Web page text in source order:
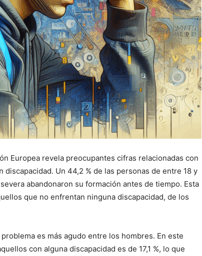
Europea revela preocupantes cifras relacionadas con
Un 44,2 % de las personas de entre 18 y
abandonaron su formación antes de tiempo. Esta
que no enfrentan ninguna discapacidad, de los
es más agudo entre los hombres. En este
con alguna discapacidad es de 17,1 %, lo que